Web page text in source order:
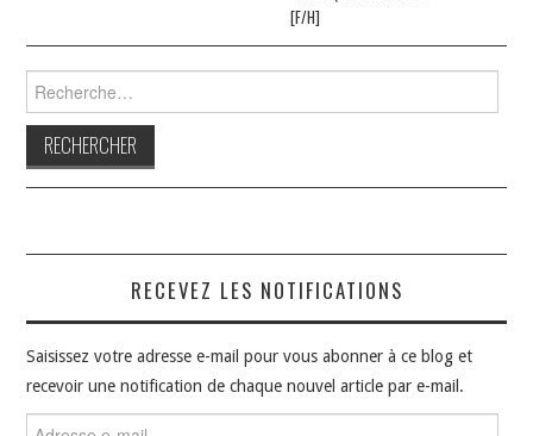
[F/H]
RECEVEZ LES NOTIFICATIONS
Saisissez votre adresse e-mail pour vous abonner à ce blog et
recevoir une notification de chaque nouvel article par e-mail.